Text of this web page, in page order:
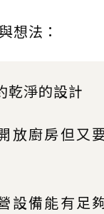
想法：
乾淨的設計
放廚房但又
設備能有足